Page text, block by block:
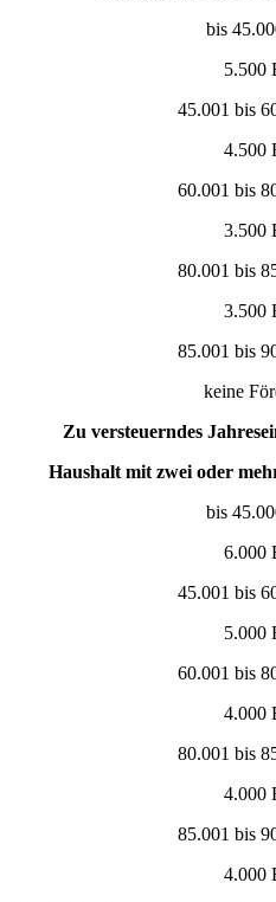
bis
5.500
45.001 bis
4.500
60.001 bis
3.500
80.001 bis
3.500
85.001 bis
keine
Zu versteuerndes
Haushalt mit zwei oder
bis
6.000
45.001 bis
5.000
60.001 bis
4.000
80.001 bis
4.000
85.001 bis
4.000